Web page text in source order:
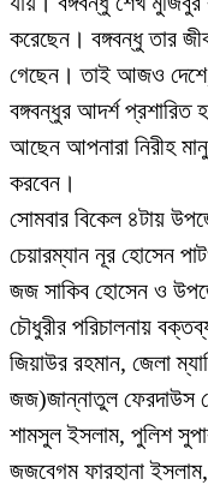
করেছেন। বঙ্গবন্ধু তার
গেছেন। তাই আজও দেশে,
বঙ্গবন্ধুর আদর্শ প্রশারিত
আছেন আপনারা নিরীহ
করবেন।
সোমবার বিকেল ৪টায়
চেয়ারম্যান নূর হোসেন
জজ সাকিব হোসেন ও
চৌধুরীর পরিচালনায়
জিয়াউর রহমান, জেলা
জজ)জান্নাতুল ফেরদাউস
শামসুল ইসলাম, পুলিশ
জজবেগম ফারহানা